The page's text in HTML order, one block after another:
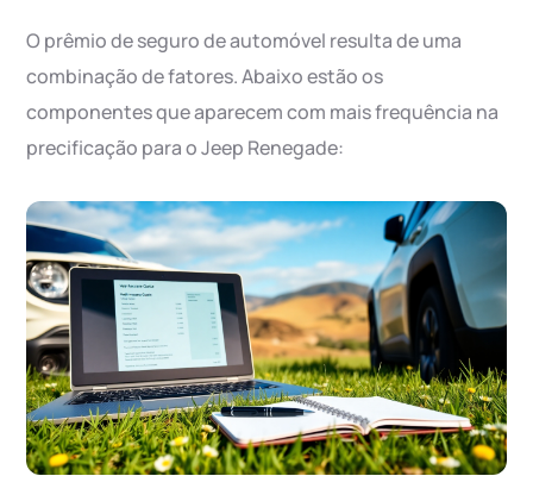
O prêmio de seguro de automóvel resulta de uma
combinação de fatores. Abaixo estão os
componentes que aparecem com mais frequência na
precificação para o Jeep Renegade: